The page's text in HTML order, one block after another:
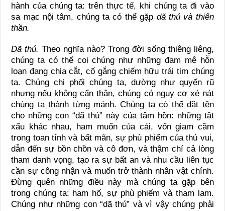
hành của chúng ta: trên thực tế, khi chúng ta đi vào
sa mạc nội tâm, chúng ta có thể gặp dã thú và thiên
thần.
Dã thú. Theo nghĩa nào? Trong đời sống thiêng liêng,
chúng ta có thể coi chúng như những đam mê hỗn
loạn đang chia cắt, cố gắng chiếm hữu trái tim chúng
ta. Chúng chi phối chúng ta, dường như quyến rũ
nhưng nếu không cẩn thận, chúng có nguy cơ xé nát
chúng ta thành từng mảnh. Chúng ta có thể đặt tên
cho những con “dã thú” này của tâm hồn: những tật
xấu khác nhau, ham muốn của cải, vốn giam cầm
trong toan tính và bất mãn, sự phù phiếm của thú vui,
dẫn đến sự bồn chồn và cô đơn, và thậm chí cả lòng
tham danh vọng, tạo ra sự bất an và nhu cầu liên tục
cần sự công nhận và muốn trở thành nhân vật chính.
Đừng quên những điều này mà chúng ta gặp bên
trong chúng ta: ham hố, sự phù phiếm và tham lam.
Chúng như những con “dã thú” và vì vậy chúng phải